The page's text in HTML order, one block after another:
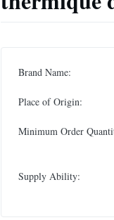
Brand Name:
Place of Origin:
Minimum Order
Supply Ability: